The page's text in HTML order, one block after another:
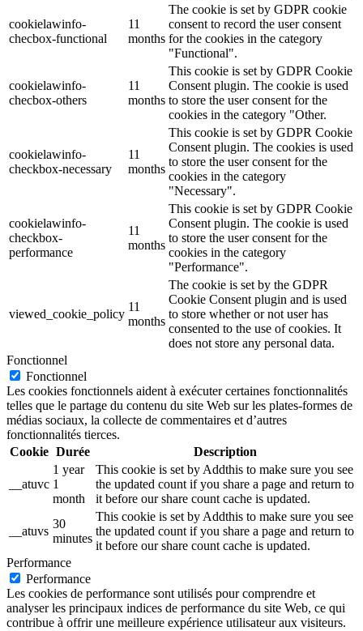
cookielawinfo-
checbox-functional
11
months
The cookie is set by GDPR cookie
consent to record the user consent
for the cookies in the category
"Functional".
cookielawinfo-
checbox-others
11
months
This cookie is set by GDPR Cookie
Consent plugin. The cookie is used
to store the user consent for the
cookies in the category "Other.
cookielawinfo-
checkbox-necessary
11
months
This cookie is set by GDPR Cookie
Consent plugin. The cookies is used
to store the user consent for the
cookies in the category
"Necessary".
cookielawinfo-
checkbox-
performance
11
months
This cookie is set by GDPR Cookie
Consent plugin. The cookie is used
to store the user consent for the
cookies in the category
"Performance".
viewed_cookie_policy
11
months
The cookie is set by the GDPR
Cookie Consent plugin and is used
to store whether or not user has
consented to the use of cookies. It
does not store any personal data.
Fonctionnel
Fonctionnel
Les cookies fonctionnels aident à exécuter certaines fonctionnalités
telles que le partage du contenu du site Web sur les plates-formes de
médias sociaux, la collecte de commentaires et d’autres
fonctionnalités tierces.
Cookie Durée Description
__atuvc
1 year
1
month
This cookie is set by Addthis to make sure you see
the updated count if you share a page and return to
it before our share count cache is updated.
__atuvs
30
minutes
This cookie is set by Addthis to make sure you see
the updated count if you share a page and return to
it before our share count cache is updated.
Performance
Performance
Les cookies de performance sont utilisés pour comprendre et
analyser les principaux indices de performance du site Web, ce qui
contribue à offrir une meilleure expérience utilisateur aux visiteurs.